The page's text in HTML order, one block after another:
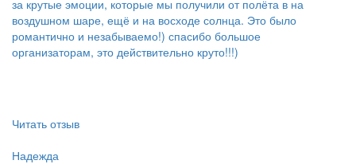
за крутые эмоции, которые мы получили от полёта в на
воздушном шаре, ещё и на восходе солнца. Это было
романтично и незабываемо!) спасибо большое
организаторам, это действительно круто!!!)
Читать отзыв
Надежда